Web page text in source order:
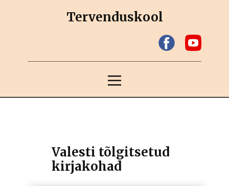
Tervenduskool
Valesti tõlgitsetud
kirjakohad